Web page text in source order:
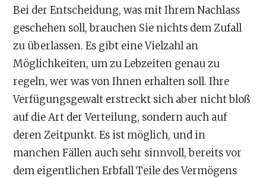
Bei der Entscheidung, was mit Ihrem Nachlass
geschehen soll, brauchen Sie nichts dem Zufall
zu überlassen. Es gibt eine Vielzahl an
Möglichkeiten, um zu Lebzeiten genau zu
regeln, wer was von Ihnen erhalten soll. Ihre
Verfügungsgewalt erstreckt sich aber nicht bloß
auf die Art der Verteilung, sondern auch auf
deren Zeitpunkt. Es ist möglich, und in
manchen Fällen auch sehr sinnvoll, bereits vor
dem eigentlichen Erbfall Teile des Vermögens